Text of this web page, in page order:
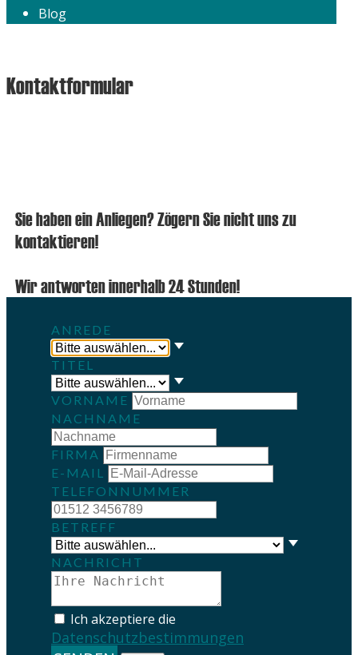
Blog
Kontaktformular
Sie haben ein Anliegen? Zögern Sie nicht uns zu
kontaktieren!
Wir antworten innerhalb 24 Stunden!
ANREDE
TITEL
VORNAME
NACHNAME
FIRMA
E-MAIL
TELEFONNUMMER
BETREFF
NACHRICHT
Ich akzeptiere die
Datenschutzbestimmungen